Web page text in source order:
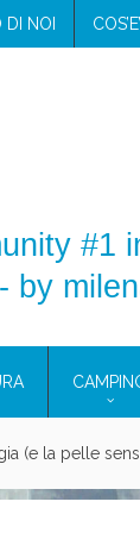
DI NOI
#1
by